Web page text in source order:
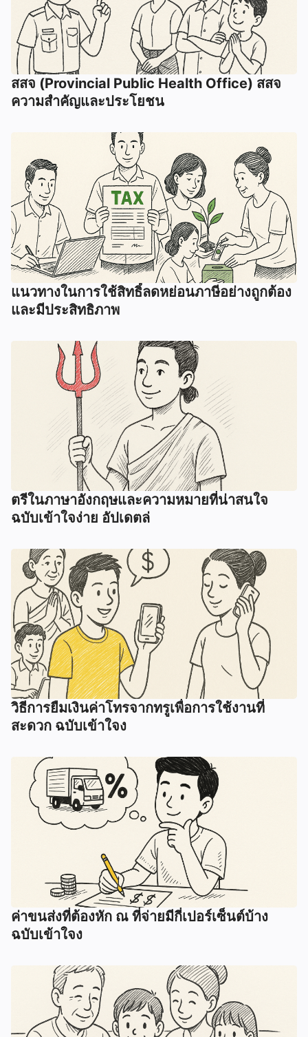
สสจ (Provincial Public Health Office) สสจ
ความสำคัญและประโยชน
แนวทางในการใช้สิทธิ์ลดหย่อนภาษีอย่างถูกต้อง
และมีประสิทธิภาพ
ตรีในภาษาอังกฤษและความหมายที่น่าสนใจ
ฉบับเข้าใจง่าย อัปเดตล่
วิธีการยืมเงินค่าโทรจากทรูเพื่อการใช้งานที่
สะดวก ฉบับเข้าใจง
ค่าขนส่งที่ต้องหัก ณ ที่จ่ายมีกี่เปอร์เซ็นต์บ้าง
ฉบับเข้าใจง